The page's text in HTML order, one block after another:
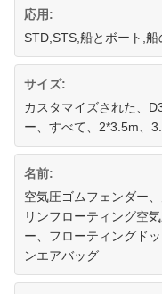
応用:
STD,STS,船とボート,
サイズ:
カスタマイズされた、
ー、すべて、2*3.5m、
名前:
空気圧ゴムフェンダー
リンフローティング空
ー、フローティングド
ンエアバッグ